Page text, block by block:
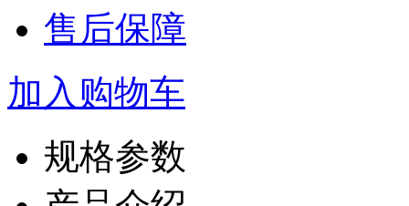
售后保障
加入购物车
规格参数